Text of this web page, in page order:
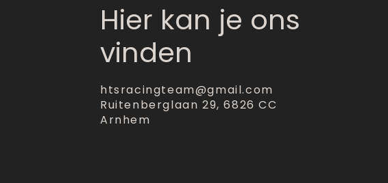
Hier kan je ons
vinden
htsracingteam@gmail.com
Ruitenberglaan 29, 6826 CC
Arnhem